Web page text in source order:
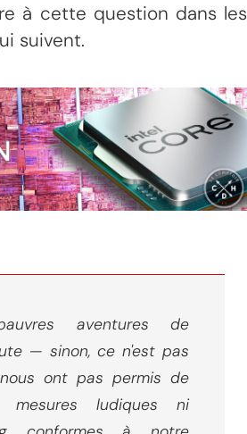
à cette question dans les
suivent.
aventures de
— sinon, ce n'est pas
ont pas permis de
mesures ludiques ni